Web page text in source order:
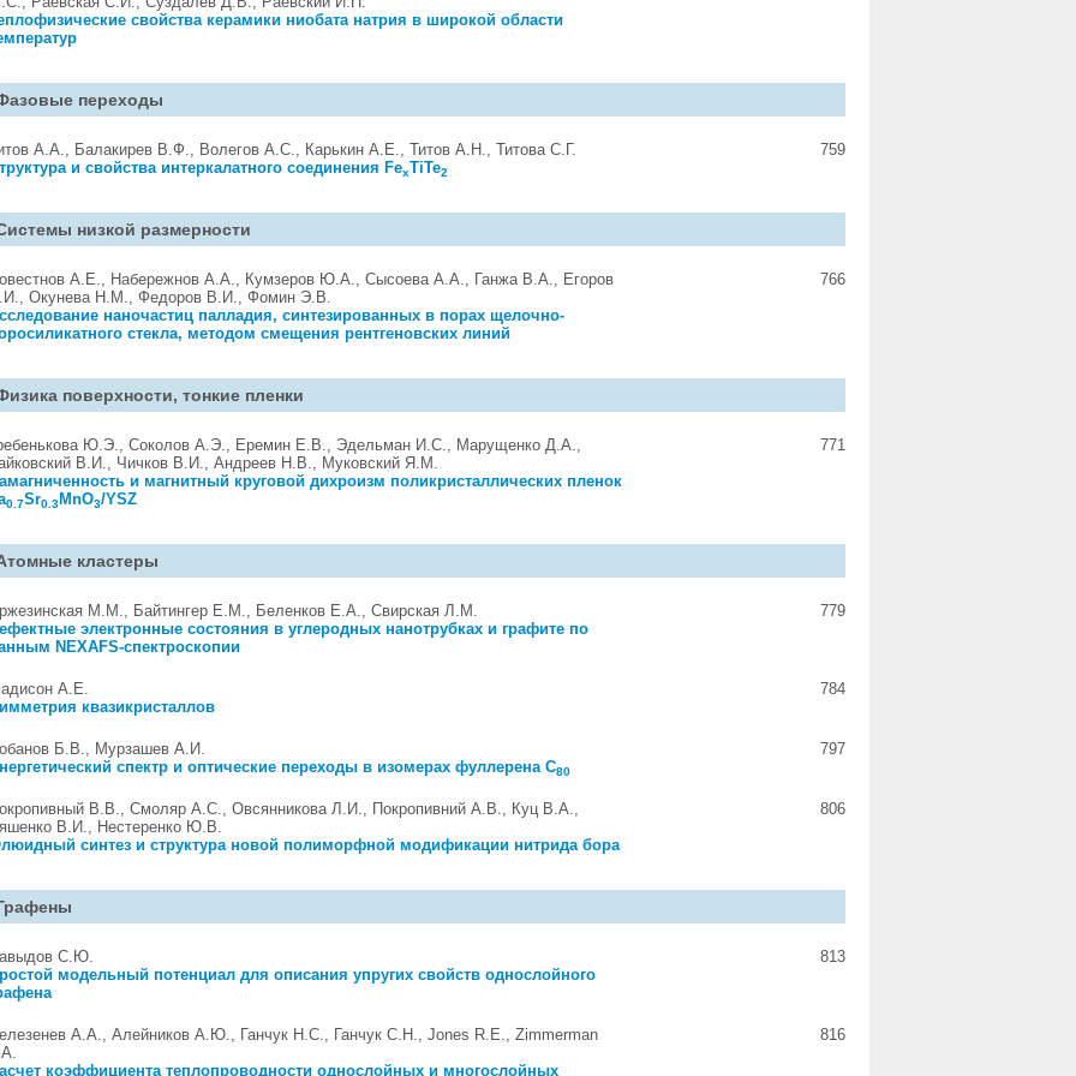
свойства керамики ниобата натрия в широкой области
переходы
А.А., Балакирев В.Ф., Волегов А.С., Карькин А.Е., Титов А.Н., Титова С.Г.
и свойства интеркалатного соединения FexTiTe2
759
низкой размерности
А.Е., Набережнов А.А., Кумзеров Ю.А., Сысоева А.А., Ганжа В.А., Егоров
Окунева Н.М., Федоров В.И., Фомин Э.В.
наночастиц палладия, синтезированных в порах щелочно-
стекла, методом смещения рентгеновских линий
766
поверхности, тонкие пленки
Ю.Э., Соколов А.Э., Еремин Е.В., Эдельман И.С., Марущенко Д.А.,
В.И., Чичков В.И., Андреев Н.В., Муковский Я.М.
и магнитный круговой дихроизм поликристаллических пленок
0.7Sr0.3MnO3/YSZ
771
кластеры
М.М., Байтингер Е.М., Беленков Е.А., Свирская Л.М.
электронные состояния в углеродных нанотрубках и графите по
NEXAFS-спектроскопии
779
А.Е.
квазикристаллов
784
Б.В., Мурзашев А.И.
спектр и оптические переходы в изомерах фуллерена C80
797
В.В., Смоляр А.С., Овсянникова Л.И., Покропивний А.В., Куц В.А.,
В.И., Нестеренко Ю.В.
синтез и структура новой полиморфной модификации нитрида бора
806
С.Ю.
модельный потенциал для описания упругих свойств однослойного
813
А.А., Алейников А.Ю., Ганчук Н.С., Ганчук С.Н., Jones R.E., Zimmerman
коэффициента теплопроводности однослойных и многослойных
816